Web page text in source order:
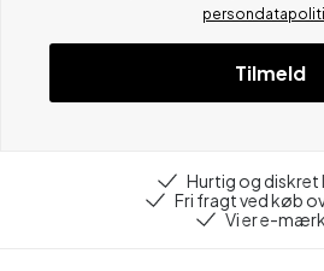
Tilmeld
Hurtig og diskret
Fri fragt ved køb
Vi er e-